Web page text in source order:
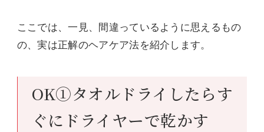
ここでは、一見、間違っているように思えるもの
の、実は正解のヘアケア法を紹介します。
OK①タオルドライしたらす
ぐにドライヤーで乾かす